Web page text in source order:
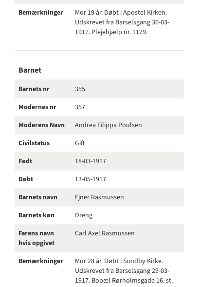
Bemærkninger
Mor 19 år. Døbt i Apostel Kirken.
Udskrevet fra Barselsgang 30-03-
1917. Plejehjælp nr. 1129.
Barnet
Barnets nr
355
Modernes nr
357
Moderens Navn
Andrea Filippa Poulsen
Civilstatus
Gift
Født
18-03-1917
Døbt
13-05-1917
Barnets navn
Ejner Rasmussen
Barnets køn
Dreng
Farens navn
hvis opgivet
Carl Axel Rasmussen
Bemærkninger
Mor 28 år. Døbt i Sundby Kirke.
Udskrevet fra Barselsgang 29-03-
1917. Bopæl Rørholmsgade 16. st.